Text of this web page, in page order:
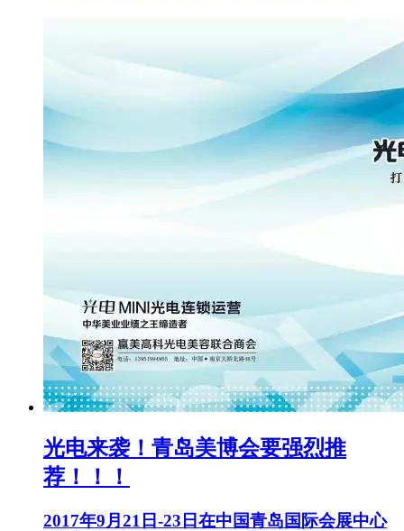
光电来袭！青岛美博会要强烈推
荐！！！
2017年9月21日-23日在中国青岛国际会展中心